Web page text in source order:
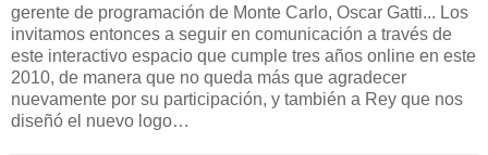
gerente de programación de Monte Carlo, Oscar Gatti... Los
invitamos entonces a seguir en comunicación a través de
este interactivo espacio que cumple tres años online en este
2010, de manera que no queda más que agradecer
nuevamente por su participación, y también a Rey que nos
diseñó el nuevo logo…